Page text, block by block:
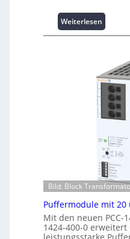
t
h
o
-
p
f
r
m
a
n
t
r
R
e
g
s
r
n
g
f
ü
r
C
r
i
Weiterlesen:
W
e
e
:
I
n
v
e
s
t
Bild: Block
Puffermodule mit 20
Mit den neuen PCC-
1424-400-0